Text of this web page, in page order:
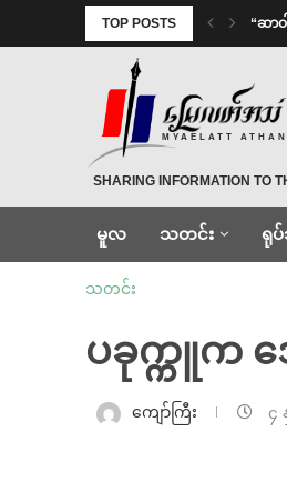
TOP POSTS “ဆာ
MYAELATT ATHAN
SHARING INFORMATION TO
မူလ သတင်း ရု
သတင်း
ပခုက္ကူက ဒ
ကျော်ကြီး ၄